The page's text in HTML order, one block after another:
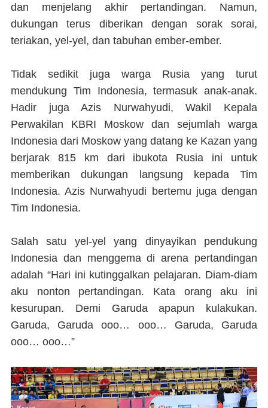
dan menjelang akhir pertandingan. Namun,
dukungan terus diberikan dengan sorak sorai,
teriakan, yel-yel, dan tabuhan ember-ember.
Tidak sedikit juga warga Rusia yang turut
mendukung Tim Indonesia, termasuk anak-anak.
Hadir juga Azis Nurwahyudi, Wakil Kepala
Perwakilan KBRI Moskow dan sejumlah warga
Indonesia dari Moskow yang datang ke Kazan yang
berjarak 815 km dari ibukota Rusia ini untuk
memberikan dukungan langsung kepada Tim
Indonesia. Azis Nurwahyudi bertemu juga dengan
Tim Indonesia.
Salah satu yel-yel yang dinyayikan pendukung
Indonesia dan menggema di arena pertandingan
adalah “Hari ini kutinggalkan pelajaran. Diam-diam
aku nonton pertandingan. Kata orang aku ini
kesurupan. Demi Garuda apapun kulakukan.
Garuda, Garuda ooo… ooo… Garuda, Garuda
ooo… ooo…”